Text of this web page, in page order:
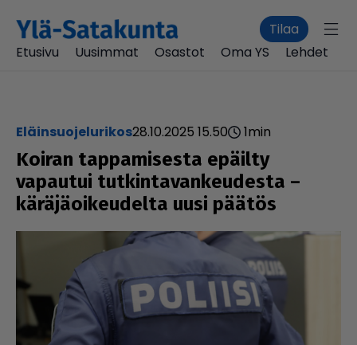
Tilaa
Etusivu
Uusimmat Osastot Oma YS Lehdet
eläinsuojelurikos28.10.2025 15.50 1min
Koiran tap­pa­mi­sesta epäilty
vapautui tut­kin­ta­van­keu­desta –
kärä­jä­oi­keu­delta uusi päätös